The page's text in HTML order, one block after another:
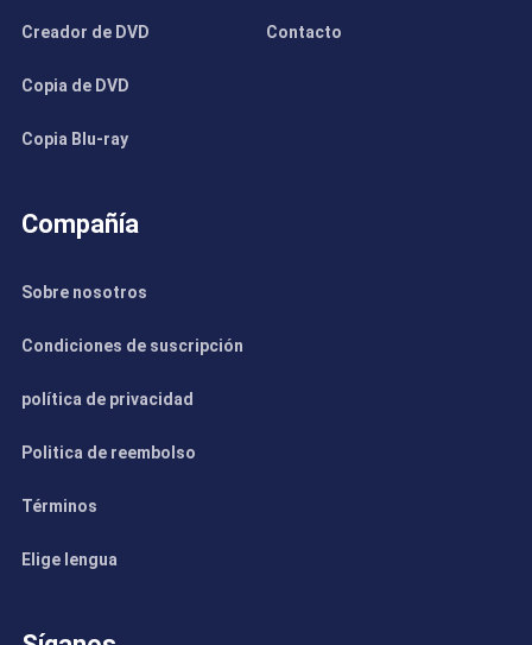
Creador de DVD
Copia de DVD
Copia Blu-ray
Contacto
Compañía
Sobre nosotros
Condiciones de suscripción
política de privacidad
Politica de reembolso
Términos
Elige lengua